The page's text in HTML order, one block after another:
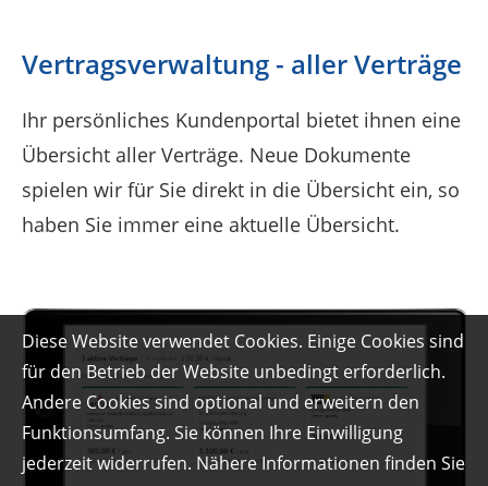
Vertragsverwaltung - aller Verträge
Ihr persönliches Kundenportal bietet ihnen eine
Übersicht aller Verträge. Neue Dokumente
spielen wir für Sie direkt in die Übersicht ein, so
haben Sie immer eine aktuelle Übersicht.
Diese Website verwendet Cookies. Einige Cookies sind
für den Betrieb der Website unbedingt erforderlich.
Andere Cookies sind optional und erweitern den
Funktionsumfang. Sie können Ihre Einwilligung
jederzeit widerrufen. Nähere Informationen finden Sie